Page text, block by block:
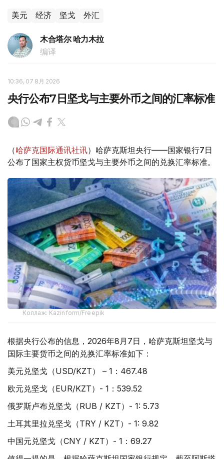
美元 经济 坚戈 外汇
木合塔尔 哈力木拉
编译
10:36, 07 8月 2026
央行公布7日坚戈与主要外币之间的汇率标准
（哈萨克国际通讯社讯）哈萨克斯坦央行——国家银行7日
公布了国家主权货币坚戈与主要外币之间的兑换汇率标准。
Коллаж: Kazinform/Freepik
根据央行公布的信息，2026年8月7日，哈萨克斯坦坚戈与
国际主要货币之间的兑换汇率标准如下：
美元兑坚戈（USD/KZT） – 1：467.48
欧元兑坚戈（EUR/KZT）- 1：539.52
俄罗斯卢布兑坚戈（RUB / KZT）- 1: 5.73
土耳其里拉兑坚戈（TRY / KZT）- 1: 9.82
中国元兑坚戈（CNY / KZT）- 1：69.27